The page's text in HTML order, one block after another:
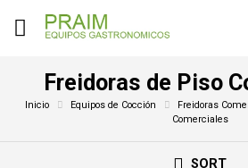
Freidoras de Piso
Inicio Equipos de Cocción Freidoras
Comerciales
SORT